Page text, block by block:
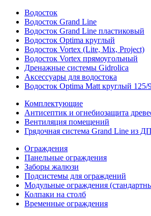
Водосток
Водосток Grand Line
Водосток Grand Line пластиковый
Водосток Optima круглый
Водосток Vortex (Lite, Mix, Project)
Водосток Vortex прямоугольный
Дренажные системы Gidrolica
Аксессуары для водостока
Водосток Optima Matt круглый 125/
Комплектующие
Антисептик и огнебиозащита
Вентиляция помещений
Грядочная система Grand Line из
Ограждения
Панельные ограждения
Заборы жалюзи
Подсистемы для ограждений
Модульные ограждения
Колпаки на столб
Временные ограждения